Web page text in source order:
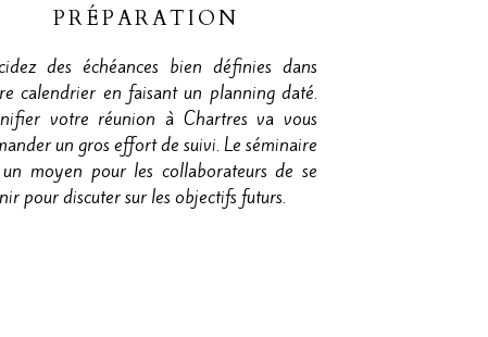
PRÉPARATION
des échéances bien définies dans
calendrier en faisant un planning daté.
votre réunion à Chartres va vous
un gros effort de suivi. Le séminaire
moyen pour les collaborateurs de se
pour discuter sur les objectifs futurs.